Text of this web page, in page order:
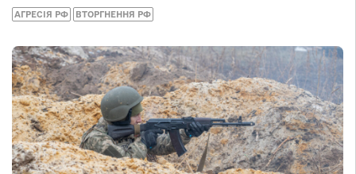
АГРЕСІЯ РФ ВТОРГНЕННЯ РФ